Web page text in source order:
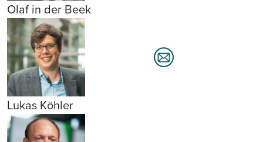
Olaf in der Beek
Lukas Köhler